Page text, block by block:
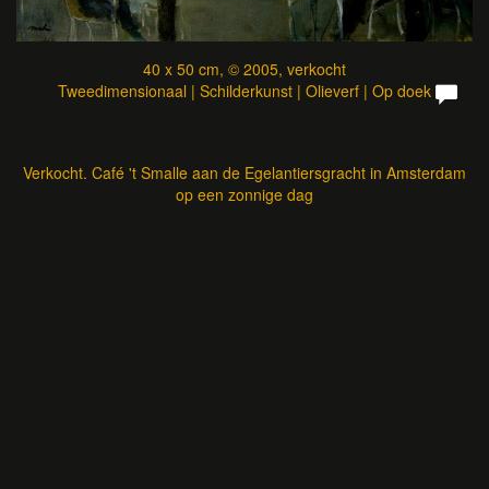
40 x 50 cm, © 2005, verkocht
Tweedimensionaal | Schilderkunst | Olieverf | Op doek
Verkocht. Café 't Smalle aan de Egelantiersgracht in Amsterdam
op een zonnige dag